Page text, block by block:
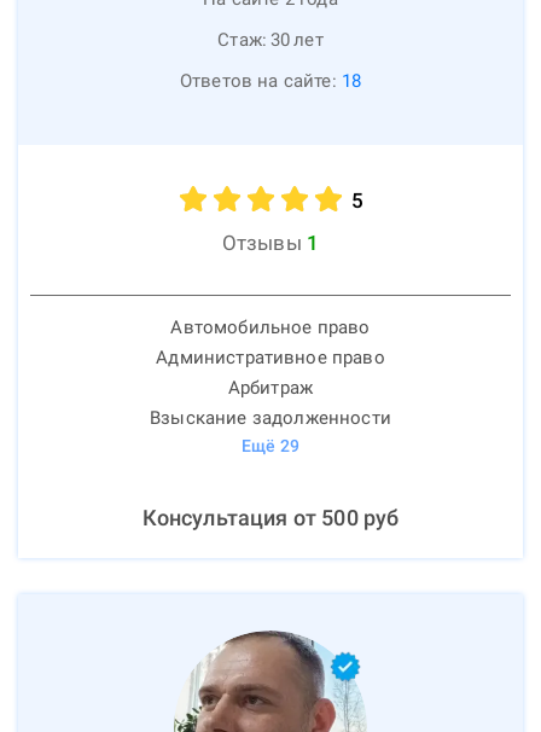
Стаж: 30лет
Ответов на сайте: 18
5
Отзывы 1
Автомобильное право
Административное право
Арбитраж
Взыскание задолженности
Ещё 29
Консультация от 500руб